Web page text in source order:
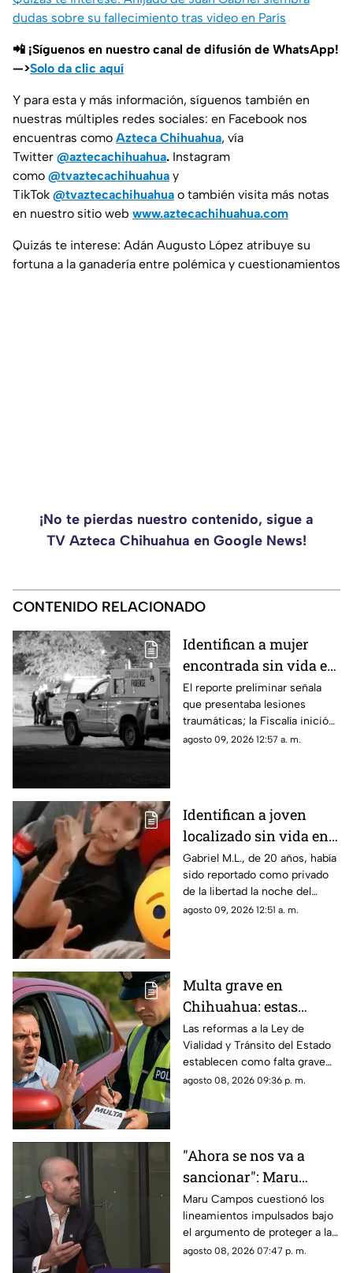
dudas sobre su fallecimiento tras video en París
📲 ¡Síguenos en nuestro canal de difusión de WhatsApp!
—>Solo da clic aquí
Y para esta y más información, síguenos también en
nuestras múltiples redes sociales: en Facebook nos
encuentras como Azteca Chihuahua, vía
Twitter @aztecachihuahua. Instagram
como @tvaztecachihuahua y
TikTok @tvaztecachihuahua o también visita más notas
en nuestro sitio web www.aztecachihuahua.com
Quizás te interese: Adán Augusto López atribuye su
fortuna a la ganadería entre polémica y cuestionamientos
¡No te pierdas nuestro contenido, sigue a
TV Azteca Chihuahua en Google News!
CONTENIDO RELACIONADO
Identifican a mujer
encontrada sin vida en
la colonia Valles de
Chihuahua
El reporte preliminar señala
que presentaba lesiones
traumáticas; la Fiscalía inició
las investigaciones para
agosto 09, 2026 12:57 a. m.
Identifican a joven
localizado sin vida en
Ciudad Juárez; había
sido "levantado"
Gabriel M.L., de 20 años, había
sido reportado como privado
de la libertad la noche del
jueves.
agosto 09, 2026 12:51 a. m.
Multa grave en
Chihuahua: estas
velocidades ya pueden
generar sanciones más
severas
Las reformas a la Ley de
Vialidad y Tránsito del Estado
establecen como falta grave
superar en 25 kilómetros por
agosto 08, 2026 09:36 p. m.
"Ahora se nos va a
sancionar": Maru
Campos acusa censura
en nuevos
lineamientos para
medios
Maru Campos cuestionó los
lineamientos impulsados bajo
el argumento de proteger a las
audiencias y afirmó que
agosto 08, 2026 07:47 p. m.